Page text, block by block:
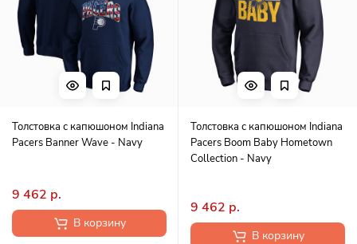
Толстовка с капюшоном Indiana
Pacers Banner Wave - Navy
9 462 р.
В корзину
Толстовка с капюшоном Indiana
Pacers Boom Baby Hometown
Collection - Navy
9 462 р.
В корзину